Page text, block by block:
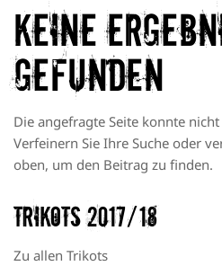
Keine
gefunden
Die angefragte Seite konnte
Verfeinern Sie Ihre Suche oder
oben, um den Beitrag zu finden.
Trikots 2017/18
Zu allen Trikots